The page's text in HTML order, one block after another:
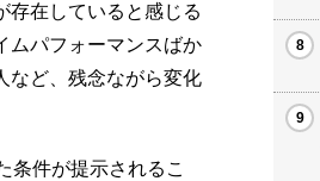
存在していると感じる
ムパフォーマンスばか
など、残念ながら変化
条件が提示されるこ